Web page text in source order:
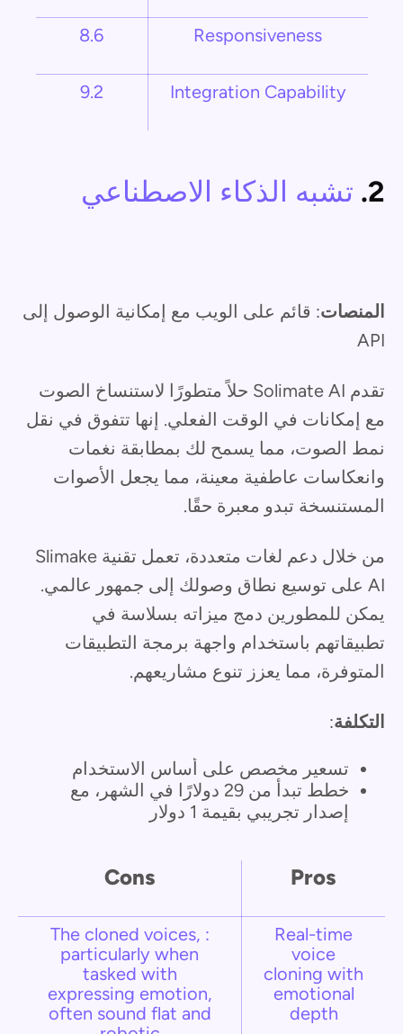
Responsiveness
8.6
Integration Capability
9.2
2. تشبه الذكاء الاصطناعي
المنصات: قائم على الويب مع إمكانية الوصول إلى
API
تقدم Solimate AI حلاً متطورًا لاستنساخ الصوت
مع إمكانات في الوقت الفعلي. إنها تتفوق في نقل
نمط الصوت، مما يسمح لك بمطابقة نغمات
وانعكاسات عاطفية معينة، مما يجعل الأصوات
المستنسخة تبدو معبرة حقًا.
من خلال دعم لغات متعددة، تعمل تقنية Slimake
AI على توسيع نطاق وصولك إلى جمهور عالمي.
يمكن للمطورين دمج ميزاته بسلاسة في
تطبيقاتهم باستخدام واجهة برمجة التطبيقات
المتوفرة، مما يعزز تنوع مشاريعهم.
التكلفة:
تسعير مخصص على أساس الاستخدام
خطط تبدأ من 29 دولارًا في الشهر، مع
إصدار تجريبي بقيمة 1 دولار
Pros
Cons
Real-time
voice
cloning with
emotional
depth
: The cloned voices,
particularly when
tasked with
expressing emotion,
often sound flat and